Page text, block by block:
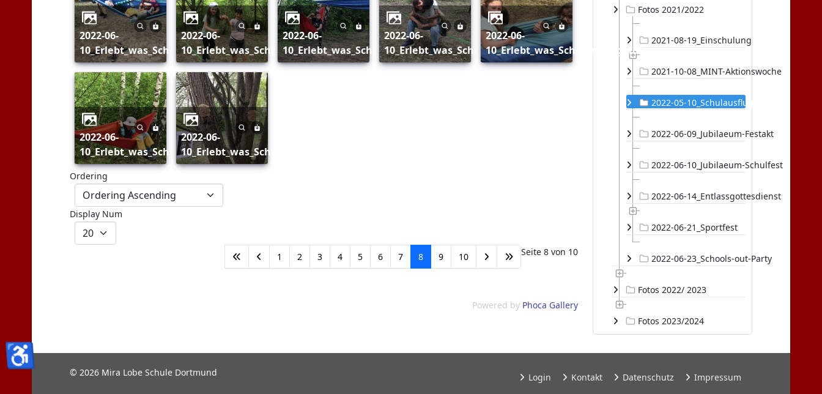
2022-06-
10_Erlebt_was_Schulausflug_176
2022-06-
10_Erlebt_was_Schulausflug_177
2022-06-
10_Erlebt_was_Schulausflug_178
2022-06-
10_Erlebt_was_Schulausflug_179
2022-06-
10_Erlebt_was_Schulausflug_180
2022-06-
10_Erlebt_was_Schulausflug_181
2022-06-
10_Erlebt_was_Schulausflug_182
Ordering
Display Num
Seite 8 von 10
1 2 3 4 5 6 7 8 9 10
Powered by Phoca Gallery
Fotos 2021/2022
2021-08-19_Einschulung
2021-10-08_MINT-Aktionswoche
2022-05-10_Schulausflug-Erlebt-was
2022-06-09_Jubilaeum-Festakt
2022-06-10_Jubilaeum-Schulfest
2022-06-14_Entlassgottesdienst
2022-06-21_Sportfest
2022-06-23_Schools-out-Party
Fotos 2022/ 2023
Fotos 2023/2024
© 2026 Mira Lobe Schule Dortmund Login Kontakt Datenschutz Impressum